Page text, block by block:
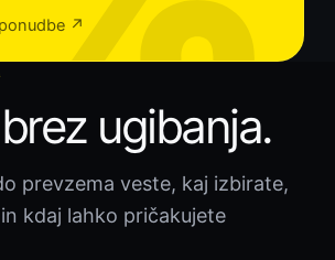
↗
ugibanja.
prevzema veste, kaj izbirate,
kdaj lahko pričakujete